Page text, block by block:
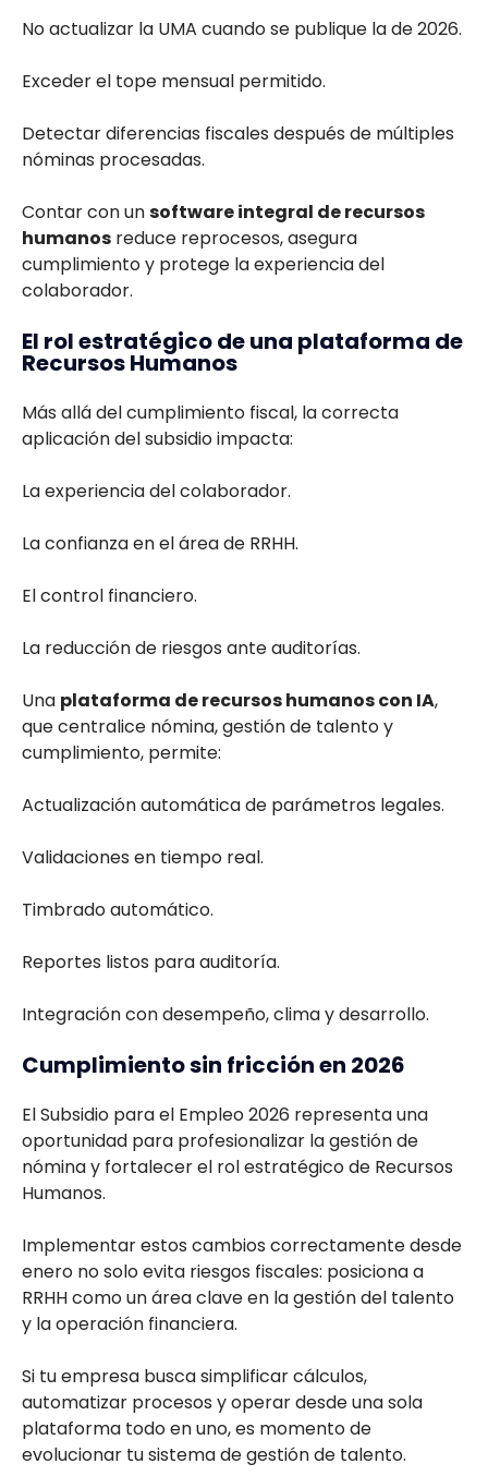
No actualizar la UMA cuando se publique la de 2026.
Exceder el tope mensual permitido.
Detectar diferencias fiscales después de múltiples
nóminas procesadas.
Contar con unsoftware integral de recursos
humanos reduce reprocesos, asegura
cumplimiento y protege la experiencia del
colaborador.
El rol estratégico de una plataforma de
Recursos Humanos
Más allá del cumplimiento fiscal, la correcta
aplicación del subsidio impacta:
La experiencia del colaborador.
La confianza en el área de RRHH.
El control financiero.
La reducción de riesgos ante auditorías.
Una plataforma de recursos humanos con IA,
que centralice nómina, gestión de talento y
cumplimiento, permite:
Actualización automática de parámetros legales.
Validaciones en tiempo real.
Timbrado automático.
Reportes listos para auditoría.
Integración con desempeño, clima y desarrollo.
Cumplimiento sin fricción en 2026
El Subsidio para el Empleo 2026 representa una
oportunidad para profesionalizar la gestión de
nómina y fortalecer el rol estratégico de Recursos
Humanos.
Implementar estos cambios correctamente desde
enero no solo evita riesgos fiscales: posiciona a
RRHH como un área clave en la gestión del talento
y la operación financiera.
Si tu empresa busca simplificar cálculos,
automatizar procesos y operar desde una sola
plataforma todo en uno, es momento de
evolucionar tu sistema de gestión de talento.